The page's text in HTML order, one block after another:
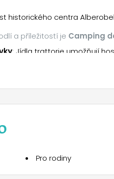
historického centra
: Jídla trattorie umožňují
zážitkem.
a příležitostí je Camping
Pro rodiny